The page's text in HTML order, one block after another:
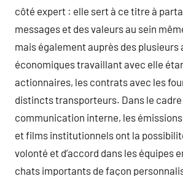
côté expert : elle sert à ce titre à
messages et des valeurs au sein
mais également auprès des plusieurs
économiques travaillant avec elle
actionnaires, les contrats avec les
distincts transporteurs. Dans le cadre
communication interne, les émissions
et films institutionnels ont la
volonté et d’accord dans les équipes
chats importants de façon